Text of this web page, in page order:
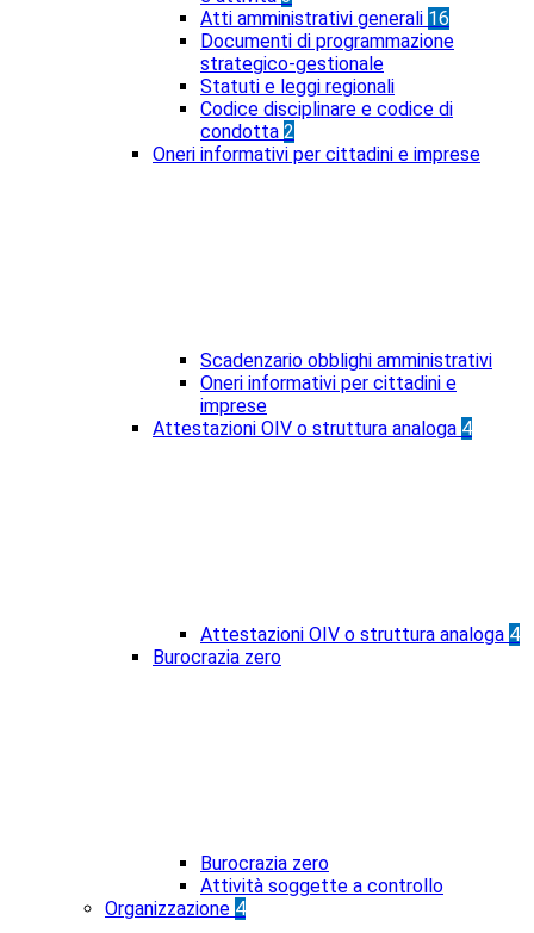
Atti amministrativi generali 16
Documenti di programmazione
strategico-gestionale
Statuti e leggi regionali
Codice disciplinare e codice di
condotta 2
Oneri informativi per cittadini e imprese
Scadenzario obblighi amministrativi
Oneri informativi per cittadini e
imprese
Attestazioni OIV o struttura analoga 4
Attestazioni OIV o struttura analoga 4
Burocrazia zero
Burocrazia zero
Attività soggette a controllo
Organizzazione 4